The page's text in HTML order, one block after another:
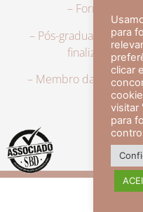
– Formação
– Pós-graduação em
finalizado a
– Membro da
com
para
clicar
visitar
para